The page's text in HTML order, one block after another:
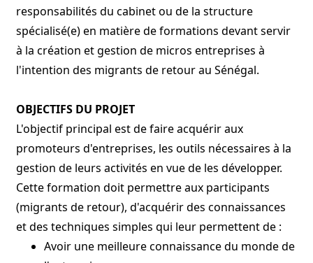
responsabilités du cabinet ou de la structure
spécialisé(e) en matière de formations devant servir
à la création et gestion de micros entreprises à
l'intention des migrants de retour au Sénégal.
OBJECTIFS DU PROJET
L'objectif principal est de faire acquérir aux
promoteurs d'entreprises, les outils nécessaires à la
gestion de leurs activités en vue de les développer.
Cette formation doit permettre aux participants
(migrants de retour), d'acquérir des connaissances
et des techniques simples qui leur permettent de :
Avoir une meilleure connaissance du monde de